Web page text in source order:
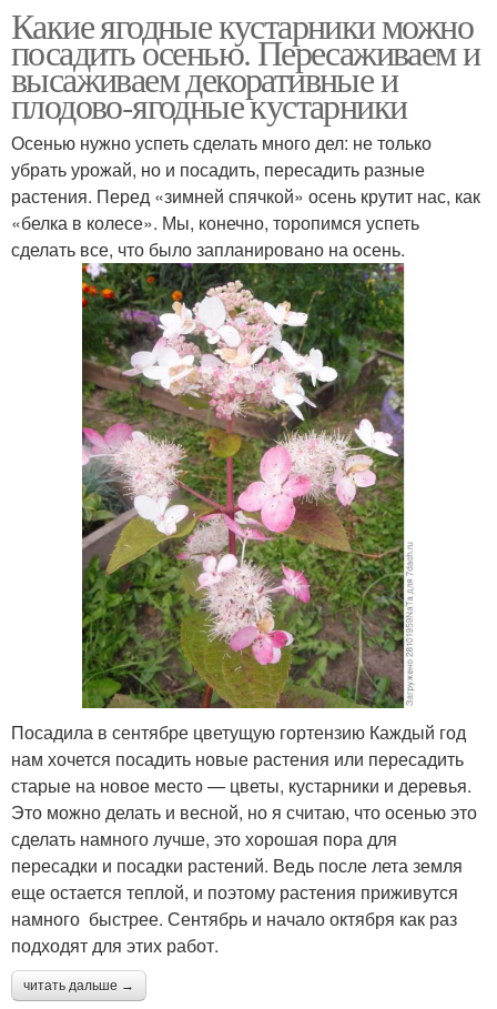
Какие ягодные кустарники можно
посадить осенью. Пересаживаем и
высаживаем декоративные и
плодово-ягодные кустарники
Осенью нужно успеть сделать много дел: не только
убрать урожай, но и посадить, пересадить разные
растения. Перед «зимней спячкой» осень крутит нас, как
«белка в колесе». Мы, конечно, торопимся успеть
сделать все, что было запланировано на осень.
Посадила в сентябре цветущую гортензию Каждый год
нам хочется посадить новые растения или пересадить
старые на новое место — цветы, кустарники и деревья.
Это можно делать и весной, но я считаю, что осенью это
сделать намного лучше, это хорошая пора для
пересадки и посадки растений. Ведь после лета земля
еще остается теплой, и поэтому растения приживутся
намного быстрее. Сентябрь и начало октября как раз
подходят для этих работ.
читать дальше →